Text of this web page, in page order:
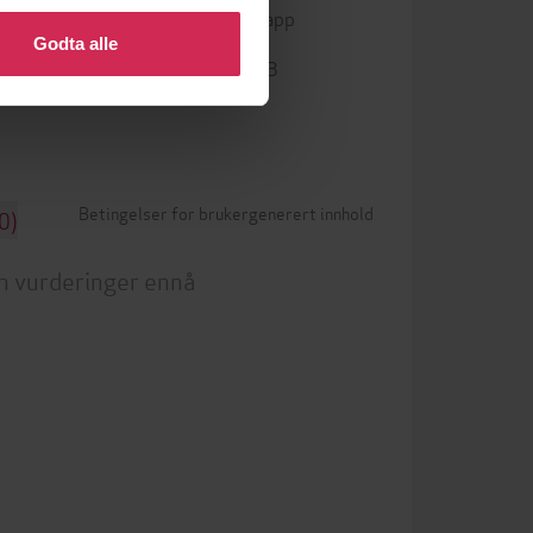
Godta alle
DRM-beskyttelse Kun app
9781529358513
Betingelser for brukergenerert innhold
vurderinger ennå